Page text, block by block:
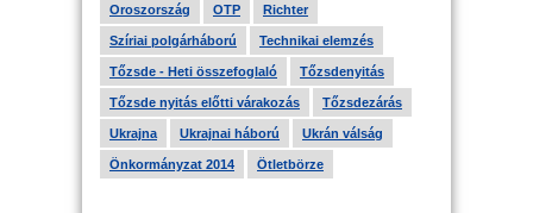
Oroszország OTP Richter
Szíriai polgárháború Technikai elemzés
Tőzsde - Heti összefoglaló Tőzsdenyitás
Tőzsde nyitás előtti várakozás Tőzsdezárás
Ukrajna Ukrajnai háború Ukrán válság
Önkormányzat 2014 Ötletbörze